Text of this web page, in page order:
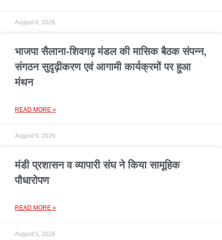
August 6, 2026
भाजपा सैलाना-शिवगढ़ मंडल की मासिक बैठक संपन्न,
संगठन सुदृढ़ीकरण एवं आगामी कार्यक्रमों पर हुआ
मंथन
READ MORE »
August 5, 2026
मंडी प्रशासन व व्यापारी संघ ने किया सामूहिक
पौधारोपण
READ MORE »
August 5, 2026